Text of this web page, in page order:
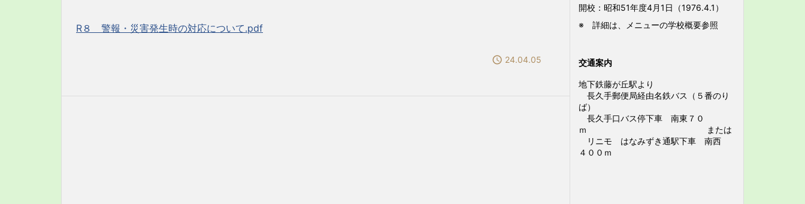
R８ 警報・災害発生時の対応について.pdf
 24.04.05
開校：昭和51年度4月1日（1976.4.1）
※ 詳細は、メニューの学校概要参照
交通案内
地下鉄藤が丘駅より
長久手郵便局経由名鉄バス（５番のり
ば）
長久手口バス停下車 南東７０
ｍ または
リニモ はなみずき通駅下車 南西
４００ｍ